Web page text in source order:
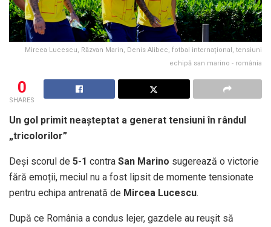
Mircea Lucescu, Răzvan Marin, Denis Alibec, fotbal internațional, tensiuni
echipă san marino - românia
0
SHARES
Un gol primit neașteptat a generat tensiuni în rândul
„tricolorilor”
Deși scorul de 5-1 contra San Marino sugerează o victorie
fără emoții, meciul nu a fost lipsit de momente tensionate
pentru echipa antrenată de Mircea Lucescu.
După ce România a condus lejer, gazdele au reușit să